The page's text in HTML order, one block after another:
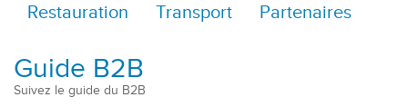
Restauration
Transport Partenaires
Guide B2B
Suivez le guide du B2B